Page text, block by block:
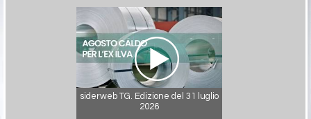
siderweb TG. Edizione del 31 luglio
2026